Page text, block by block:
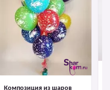
Композиция из шаров